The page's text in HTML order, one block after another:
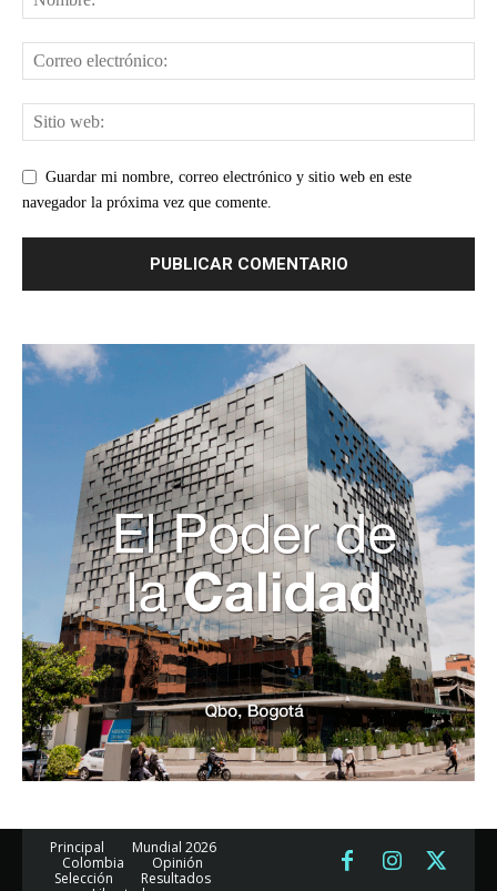
Guardar mi nombre, correo electrónico y sitio web en este
navegador la próxima vez que comente.
Principal
Mundial 2026
Colombia
Opinión
Selección
Resultados